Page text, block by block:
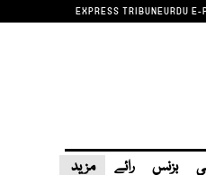
EXPRESS TRIBUNEURDU E-
بزنس رائے مزید